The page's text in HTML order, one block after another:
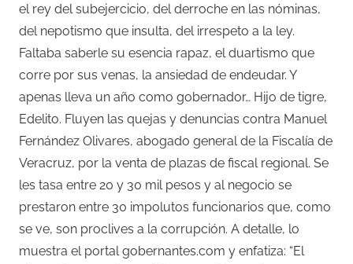
el rey del subejercicio, del derroche en las nóminas,
del nepotismo que insulta, del irrespeto a la ley.
Faltaba saberle su esencia rapaz, el duartismo que
corre por sus venas, la ansiedad de endeudar. Y
apenas lleva un año como gobernador… Hijo de tigre,
Edelito. Fluyen las quejas y denuncias contra Manuel
Fernández Olivares, abogado general de la Fiscalía de
Veracruz, por la venta de plazas de fiscal regional. Se
les tasa entre 20 y 30 mil pesos y al negocio se
prestaron entre 30 impolutos funcionarios que, como
se ve, son proclives a la corrupción. A detalle, lo
muestra el portal gobernantes.com y enfatiza: “El